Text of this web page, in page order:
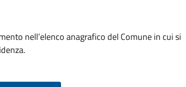
nell’elenco anagrafico del Comune in cui si